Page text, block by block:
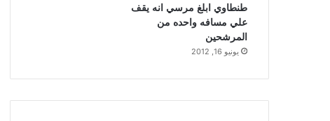
طنطاوي ابلغ مرسي انه يقف
علي مسافه واحده من
المرشحين
يونيو 16, 2012